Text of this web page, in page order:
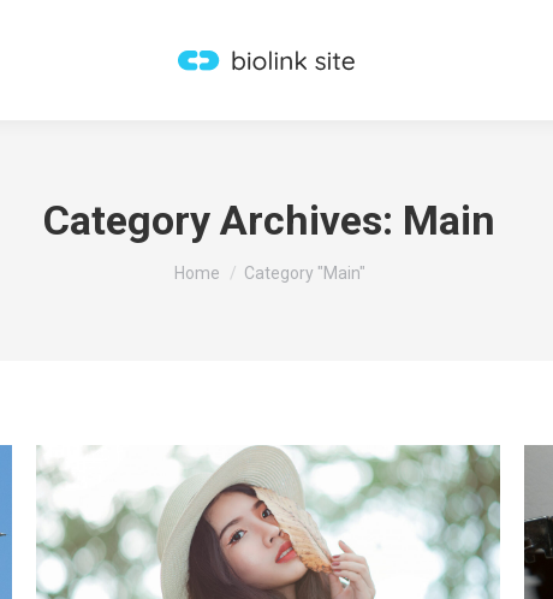
Category Archives: Main
You are here:
Home Category "Main"